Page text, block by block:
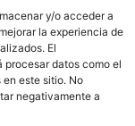
y/o acceder a
la experiencia de
El
datos como el
este sitio. No
negativamente a
de cookies